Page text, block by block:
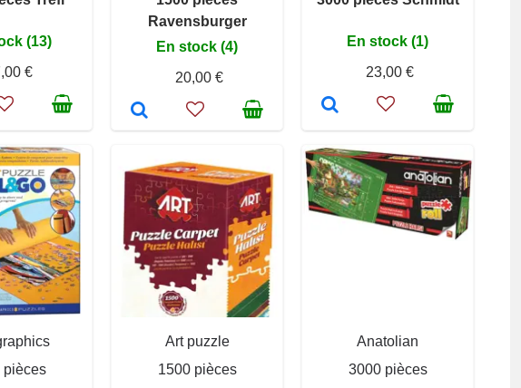
(13)
€
Ravensburger
En stock (4)
20,00 €
En stock (1)
23,00 €
pièces
Art puzzle
1500 pièces
Anatolian
3000 pièces